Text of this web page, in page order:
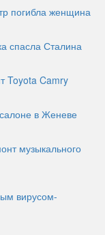
погибла женщина
спасла Сталина
Toyota Camry
в Женеве
музыкального
вирусом-